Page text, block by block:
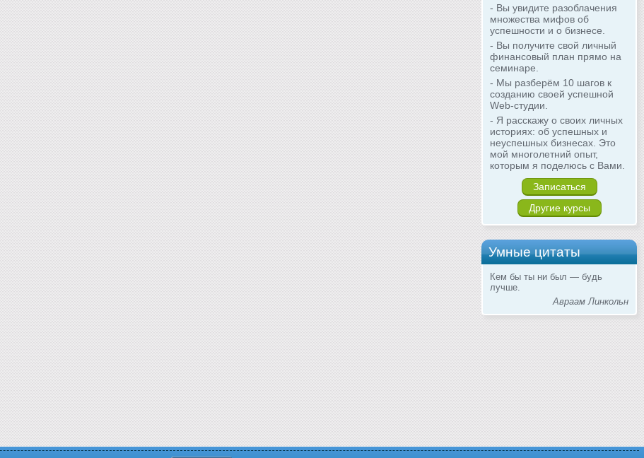
- Вы увидите разоблачения
множества мифов об
успешности и о бизнесе.
- Вы получите свой личный
финансовый план прямо на
семинаре.
- Мы разберём 10 шагов к
созданию своей успешной
Web-студии.
- Я расскажу о своих личных
историях: об успешных и
неуспешных бизнесах. Это
мой многолетний опыт,
которым я поделюсь с Вами.
Записаться
Другие курсы
Умные цитаты
Кем бы ты ни был — будь
лучше.
Авраам Линкольн